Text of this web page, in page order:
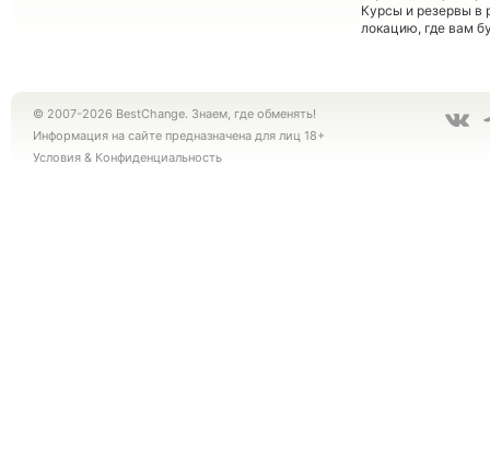
Курсы и резервы в
локацию, где вам
© 2007-2026 BestChange. Знаем, где обменять!
Информация на сайте предназначена для лиц 18+
Условия & Конфиденциальность